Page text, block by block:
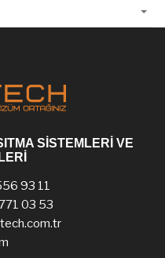
SİSTEMLERİ VE
93 11
03 53